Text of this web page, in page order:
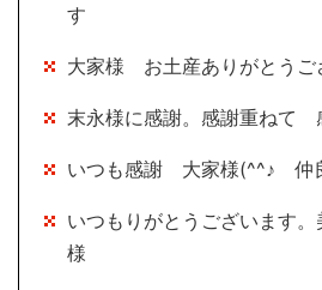
す
大家様 お土産ありがとうご
末永様に感謝。感謝重ね
いつも感謝 大家様(^^♪ 仲
いつもりがとうございます
様